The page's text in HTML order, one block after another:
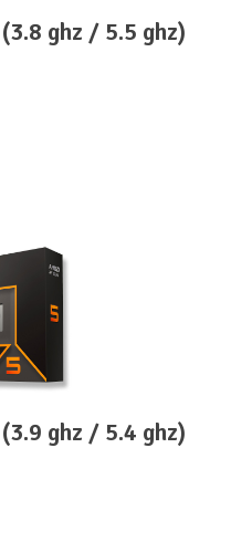
ghz / 5.5 ghz)
ghz / 5.4 ghz)